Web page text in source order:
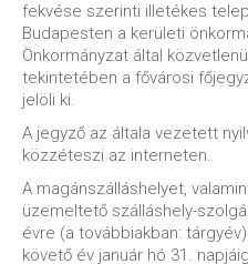
fekvése szerinti illetékes
Budapesten a kerületi
Önkormányzat által
tekintetében a fővárosi
jelöli ki.
A jegyző az általa vezetett
közzéteszi az interneten.
A magánszálláshelyet,
üzemeltető szálláshely-
évre (a továbbiakban:
követő év január hó 31.